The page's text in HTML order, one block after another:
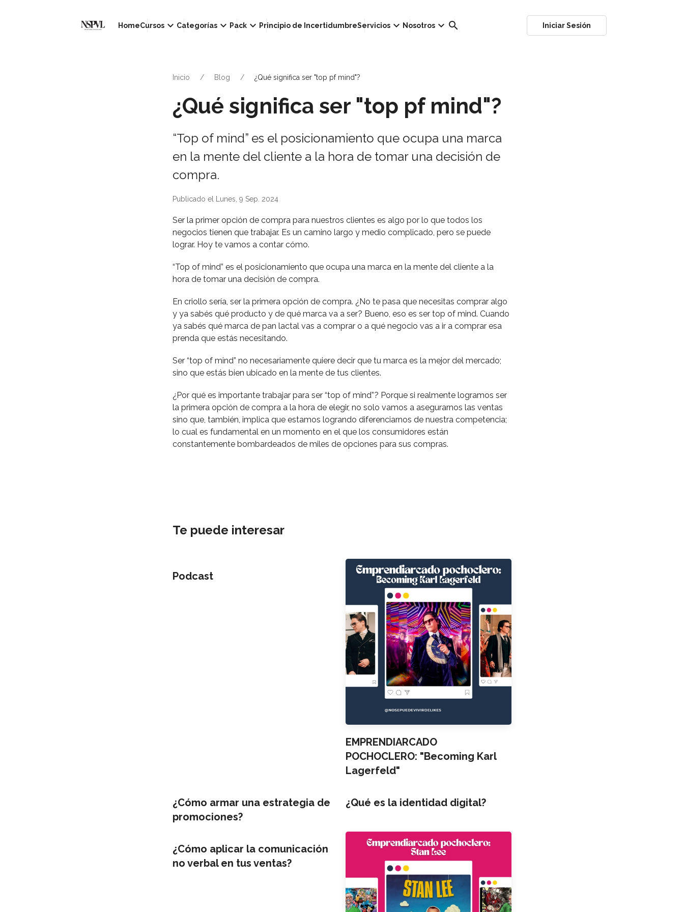
HomeCursos keyboard_arrow_down Categorías keyboard_arrow_down Pack keyboard_arrow_down Principio de IncertidumbreServicios keyboard_arrow_down Nosotros keyboard_arrow_down search Iniciar Sesión
Inicio Blog ¿Qué significa ser "top pf mind"?
¿Qué significa ser "top pf mind"?
“Top of mind” es el posicionamiento que ocupa una marca
en la mente del cliente a la hora de tomar una decisión de
compra.
Publicado el Lunes, 9 Sep. 2024
Ser la primer opción de compra para nuestros clientes es algo por lo que todos los
negocios tienen que trabajar. Es un camino largo y medio complicado, pero se puede
lograr. Hoy te vamos a contar cómo.
“Top of mind” es el posicionamiento que ocupa una marca en la mente del cliente a la
hora de tomar una decisión de compra.
En criollo sería, ser la primera opción de compra. ¿No te pasa que necesitas comprar algo
y ya sabés qué producto y de qué marca va a ser? Bueno, eso es ser top of mind. Cuando
ya sabés qué marca de pan lactal vas a comprar o a qué negocio vas a ir a comprar esa
prenda que estás necesitando.
Ser “top of mind” no necesariamente quiere decir que tu marca es la mejor del mercado;
sino que estás bien ubicado en la mente de tus clientes.
¿Por qué es importante trabajar para ser “top of mind”? Porque si realmente logramos ser
la primera opción de compra a la hora de elegir, no solo vamos a asegurarnos las ventas
sino que, también, implica que estamos logrando diferenciarnos de nuestra competencia;
lo cual es fundamental en un momento en el que los consumidores están
constantemente bombardeados de miles de opciones para sus compras.
Te puede interesar
Podcast
EMPRENDIARCADO
POCHOCLERO: "Becoming Karl
Lagerfeld"
¿Cómo armar una estrategia de
promociones?
¿Qué es la identidad digital?
¿Cómo aplicar la comunicación
no verbal en tus ventas?